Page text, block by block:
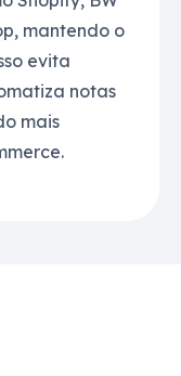
mantendo o
evita
notas
mais